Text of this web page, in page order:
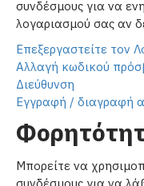
συνδέσμους για να
λογαριασμού σας αν
Επεξεργαστείτε τον
Αλλαγή κωδικού
Διεύθυνση
Εγγραφή / διαγραφή
Μπορείτε να